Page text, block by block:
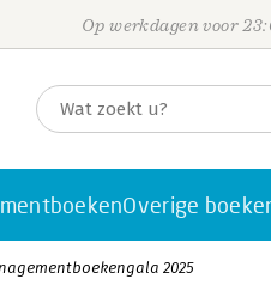
Op werkdagen voor
Overige
2025